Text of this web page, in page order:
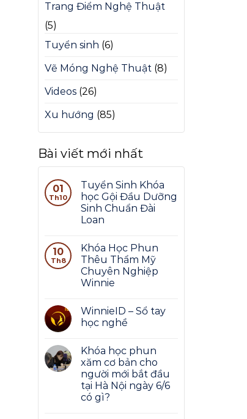
Trang Điểm Nghệ Thuật
(5)
Tuyển sinh (6)
Vẽ Móng Nghệ Thuật (8)
Videos (26)
Xu hướng (85)
Bài viết mới nhất
01
Th10
Tuyển Sinh Khóa
học Gội Đầu Dưỡng
Sinh Chuẩn Đài
Loan
10
Th8
Khóa Học Phun
Thêu Thẩm Mỹ
Chuyên Nghiệp
Winnie
WinnieID – Sổ tay
học nghề
Khóa học phun
xăm cơ bản cho
người mới bắt đầu
tại Hà Nội ngày 6/6
có gì?